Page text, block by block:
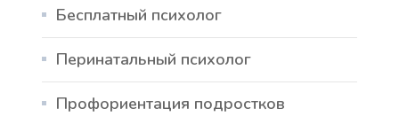
Бесплатный психолог
Перинатальный психолог
Профориентация подростков